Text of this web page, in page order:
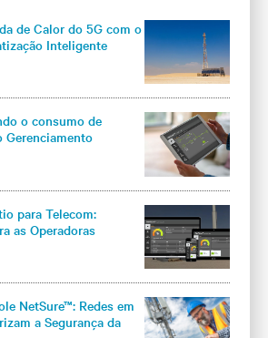
de Calor do 5G com o
Inteligente
o consumo de
Gerenciamento
para Telecom:
as Operadoras
NetSure™: Redes em
a Segurança da